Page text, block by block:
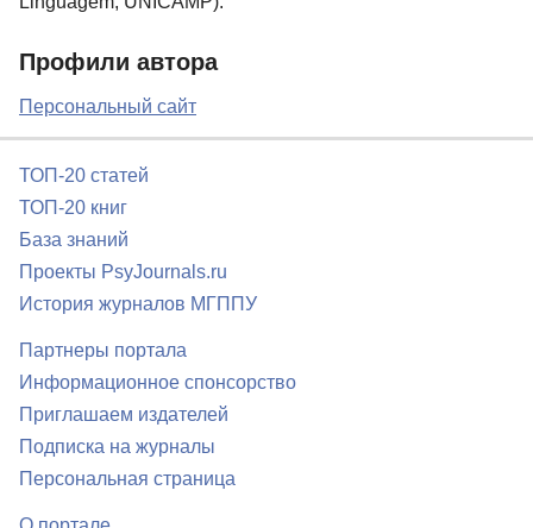
Профили автора
Персональный сайт
ТОП-20 статей
ТОП-20 книг
База знаний
Проекты PsyJournals.ru
История журналов МГППУ
Партнеры портала
Информационное спонсорство
Приглашаем издателей
Подписка на журналы
Персональная страница